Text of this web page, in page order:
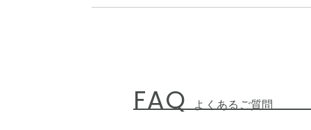
FAQ よくあるご質問